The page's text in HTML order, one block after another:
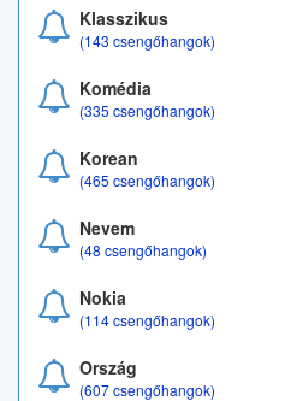
Klasszikus
(143 csengőhangok)
Komédia
(335 csengőhangok)
Korean
(465 csengőhangok)
Nevem
(48 csengőhangok)
Nokia
(114 csengőhangok)
Ország
(607 csengőhangok)